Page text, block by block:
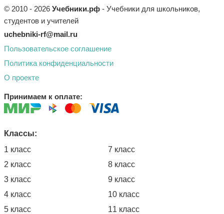
© 2010 - 2026 Учебники.рф - Учебники для школьников,
студентов и учителей
uchebniki-rf@mail.ru
Пользовательское соглашение
Политика конфиденциальности
О проекте
Принимаем к оплате:
Классы:
1 класс
2 класс
3 класс
4 класс
5 класс
7 класс
8 класс
9 класс
10 класс
11 класс